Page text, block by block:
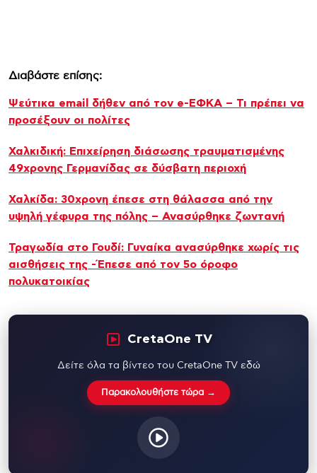
Διαβάστε επίσης:
Ψεύτικα email δήθεν από τον e-ΕΦΚΑ – Τι πρέπει να
προσέξουν οι πολίτες
Χαλκιδική: Επιχείρηση διάσωσης τραυματισμένης
49χρονης Γερμανίδας σε δύσβατη περιοχή
Χαλκίδα: 30χρονη έπεσε στη θάλασσα από την
υψηλή γέφυρα της πόλης – Ανασύρθηκε ζωντανή
Τραγωδία στο Γουδί: Γυναίκα ανασύρθηκε χωρίς τις
αισθήσεις της -Έπεσε από τον 5ο όροφο
πολυκατοικίας
CretaOne TV
Δείτε όλα τα βίντεο του CretaOne TV εδώ
Παρακολουθήστε τώρα →